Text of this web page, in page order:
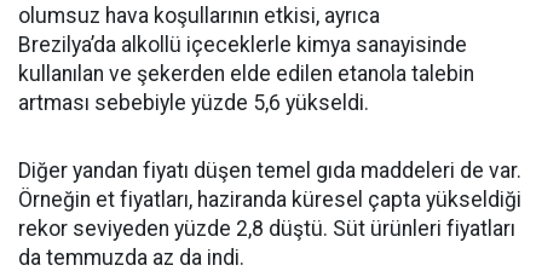
olumsuz hava koşullarının etkisi, ayrıca
Brezilya’da alkollü içeceklerle kimya sanayisinde
kullanılan ve şekerden elde edilen etanola talebin
artması sebebiyle yüzde 5,6 yükseldi.
Diğer yandan fiyatı düşen temel gıda maddeleri de var.
Örneğin et fiyatları, haziranda küresel çapta yükseldiği
rekor seviyeden yüzde 2,8 düştü. Süt ürünleri fiyatları
da temmuzda az da indi.